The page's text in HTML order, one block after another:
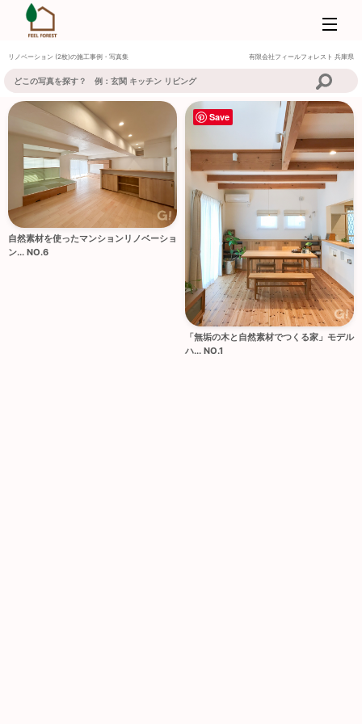
リノベーション (2枚)の施工事例・写真集 有限会社フィールフォレスト 兵庫県
自然素材を使ったマンションリノベーショ
ン... NO.6
「無垢の木と自然素材でつくる家」モデル
ハ... NO.1
Save